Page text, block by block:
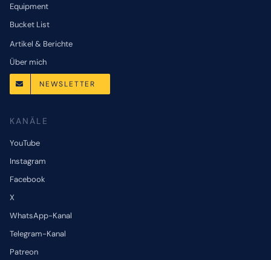
Equipment
Bucket List
Artikel & Berichte
Über mich
NEWSLETTER
KANÄLE
YouTube
Instagram
Facebook
X
WhatsApp-Kanal
Telegram-Kanal
Patreon